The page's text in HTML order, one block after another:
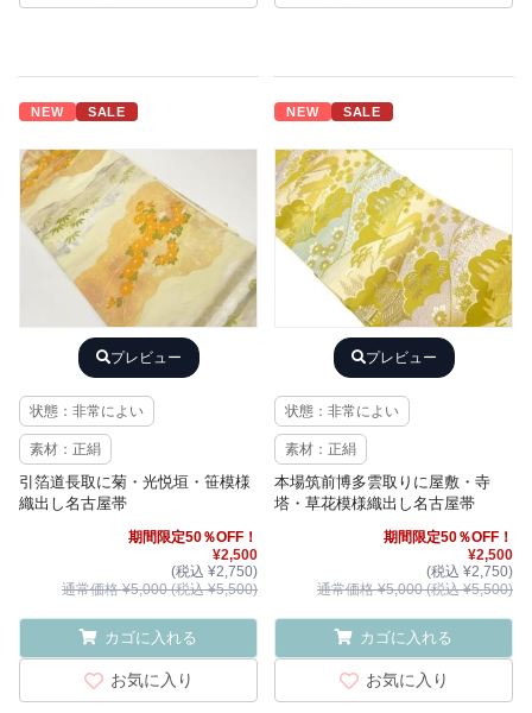
NEW SALE
プレビュー
状態：非常によい
素材：正絹
引箔道長取に菊・光悦垣・笹模様
織出し名古屋帯
期間限定50％OFF！
¥2,500
(税込 ¥2,750)
通常価格 ¥5,000 (税込 ¥5,500)
カゴに入れる
お気に入り
NEW SALE
プレビュー
状態：非常によい
素材：正絹
本場筑前博多雲取りに屋敷・寺
塔・草花模様織出し名古屋帯
期間限定50％OFF！
¥2,500
(税込 ¥2,750)
通常価格 ¥5,000 (税込 ¥5,500)
カゴに入れる
お気に入り